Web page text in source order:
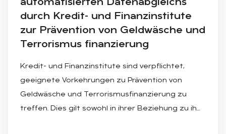
au­to­ma­ti­sier­ten Da­ten­ab­gleichs
durch Kre­dit- und Fi­nanz­in­sti­tu­te
zur Prä­ven­ti­on von Geld­wä­sche und
Ter­ro­ris­mus fi­nan­zie­rung
Kredit- und Finanzinstitute sind verpflichtet,
geeignete Vorkehrungen zu Prävention von
Geldwäsche und Terrorismusfinanzierung zu
treffen. Dies gilt sowohl in ihrer Beziehung zu ih…